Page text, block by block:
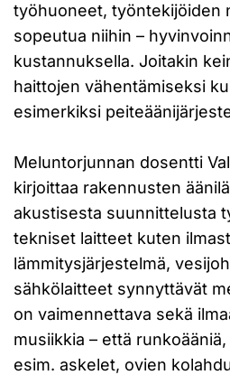
työhuoneet, työntekijöiden
sopeutua niihin –
kustannuksella. Joitakin
haittojen vähentämiseksi
esimerkiksi
Meluntorjunnan dosentti
kirjoittaa rakennusten
akustisesta suunnittelusta
tekniset laitteet kuten
lämmitysjärjestelmä,
sähkölaitteet synnyttävät
on vaimennettava sekä
musiikkia – että
esim. askelet, ovien